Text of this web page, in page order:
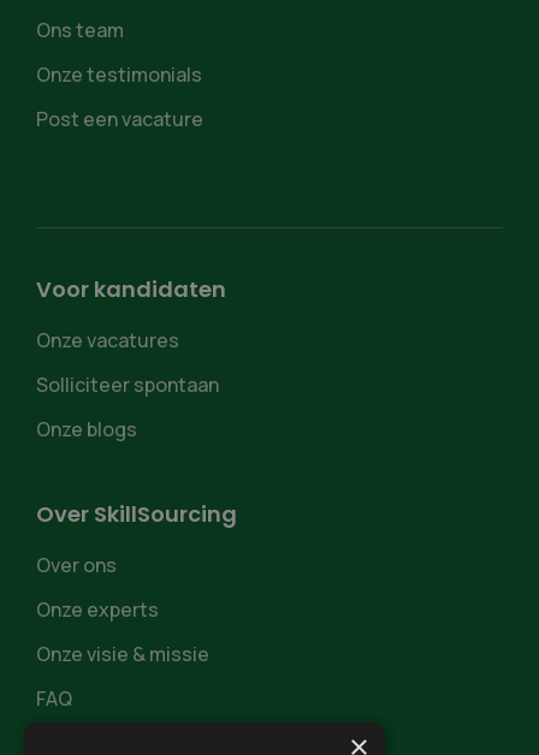
Ons team
Onze testimonials
Post een vacature
Voor kandidaten
Onze vacatures
Solliciteer spontaan
Onze blogs
Over SkillSourcing
Over ons
Onze experts
Onze visie & missie
FAQ
×